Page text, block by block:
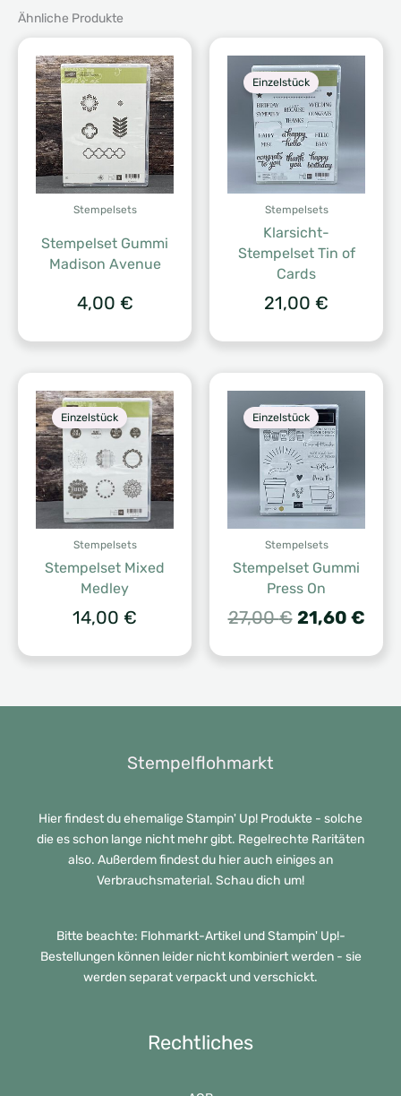
Ähnliche Produkte
Stempelsets
Stempelset Gummi
Madison Avenue
4,00 €
Einzelstück
Stempelsets
Klarsicht-
Stempelset Tin of
Cards
21,00 €
Einzelstück
Stempelsets
Stempelset Mixed
Medley
14,00 €
Einzelstück
Stempelsets
Stempelset Gummi
Press On
27,00€
war:
21,60 €
ist:
Stempelflohmarkt
Hier findest du ehemalige Stampin' Up! Produkte - solche
die es schon lange nicht mehr gibt. Regelrechte Raritäten
also. Außerdem findest du hier auch einiges an
Verbrauchsmaterial. Schau dich um!
Bitte beachte: Flohmarkt-Artikel und Stampin' Up!-
Bestellungen können leider nicht kombiniert werden - sie
werden separat verpackt und verschickt.
Rechtliches